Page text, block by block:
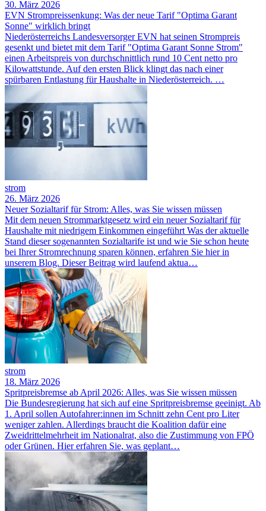
30. März 2026
EVN Strompreissenkung: Was der neue Tarif "Optima Garant
Sonne" wirklich bringt
Niederösterreichs Landesversorger EVN hat seinen Strompreis
gesenkt und bietet mit dem Tarif "Optima Garant Sonne Strom"
einen Arbeitspreis von durchschnittlich rund 10 Cent netto pro
Kilowattstunde. Auf den ersten Blick klingt das nach einer
spürbaren Entlastung für Haushalte in Niederösterreich. …
strom
26. März 2026
Neuer Sozialtarif für Strom: Alles, was Sie wissen müssen
Mit dem neuen Strommarktgesetz wird ein neuer Sozialtarif für
Haushalte mit niedrigem Einkommen eingeführt Was der aktuelle
Stand dieser sogenannten Sozialtarife ist und wie Sie schon heute
bei Ihrer Stromrechnung sparen können, erfahren Sie hier in
unserem Blog. Dieser Beitrag wird laufend aktua…
strom
18. März 2026
Spritpreisbremse ab April 2026: Alles, was Sie wissen müssen
Die Bundesregierung hat sich auf eine Spritpreisbremse geeinigt. Ab
1. April sollen Autofahrer:innen im Schnitt zehn Cent pro Liter
weniger zahlen. Allerdings braucht die Koalition dafür eine
Zweidrittelmehrheit im Nationalrat, also die Zustimmung von FPÖ
oder Grünen. Hier erfahren Sie, was geplant…